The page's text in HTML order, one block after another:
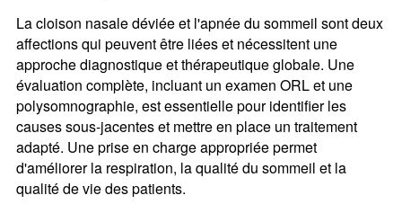
La cloison nasale déviée et l'apnée du sommeil sont deux
affections qui peuvent être liées et nécessitent une
approche diagnostique et thérapeutique globale. Une
évaluation complète, incluant un examen ORL et une
polysomnographie, est essentielle pour identifier les
causes sous-jacentes et mettre en place un traitement
adapté. Une prise en charge appropriée permet
d'améliorer la respiration, la qualité du sommeil et la
qualité de vie des patients.